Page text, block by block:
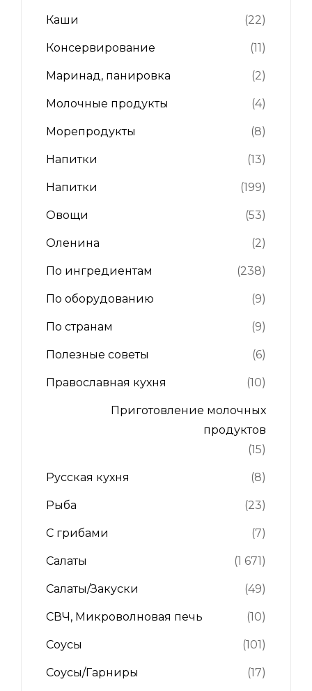
Каши (22)
Консервирование (11)
Маринад, панировка (2)
Молочные продукты (4)
Морепродукты (8)
Напитки (13)
Напитки (199)
Овощи (53)
Оленина (2)
По ингредиентам (238)
По оборудованию (9)
По странам (9)
Полезные советы (6)
Православная кухня (10)
Приготовление молочных
продуктов
(15)
Русская кухня (8)
Рыба (23)
С грибами (7)
Салаты (1 671)
Салаты/Закуски (49)
СВЧ, Микроволновая печь (10)
Соусы (101)
Соусы/Гарниры (17)